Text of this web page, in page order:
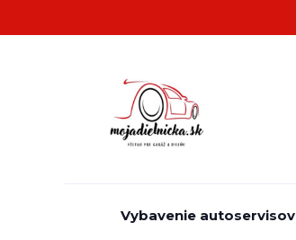
Vybavenie autoservisov